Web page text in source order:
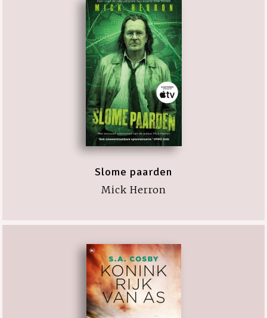
Slome paarden
Mick Herron